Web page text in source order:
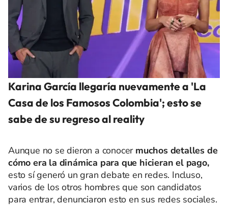
Karina García llegaría nuevamente a 'La
Casa de los Famosos Colombia'; esto se
sabe de su regreso al reality
Aunque no se dieron a conocer muchos detalles de
cómo era la dinámica para que hicieran el pago,
esto sí generó un gran debate en redes. Incluso,
varios de los otros hombres que son candidatos
para entrar, denunciaron esto en sus redes sociales.